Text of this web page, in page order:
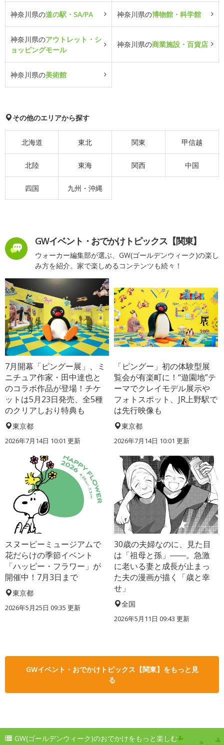
神奈川県の道の駅・SA/PA 神奈川県の博物館・科学館
神奈川県のアウトレット・シ
ョッピングモール
神奈川県の商業施設・百貨店
神奈川県の美術館
その他のエリアから探す
北海道 東北 関東 甲信越
北陸 東海 関西 中国
四国 九州・沖縄
GWイベント・おでかけトピックス【関東】
ウォーカー編集部が選ぶ、GW(ゴールデンウィーク)の楽し
み方を紹介。家で楽しめるコンテンツも続々！
7月開幕「ピングー展」、ミ
ニチュア作家・田中達也と
のコラボ作品が登場！チケ
ットは5月23日発売、全5種
のクリアしおり特典も
東京都
2026年7月14日 10:01 更新
「ピングー」初の体験型展
覧会が有楽町に！“遊園地”テ
ーマでクレイモデル展示や
フォトスポット、JR上野駅で
は先行映像も
東京都
2026年7月14日 10:01 更新
スヌーピーミュージアムで
花だらけの季節イベント
「ハッピー・フラワー」が
開催中！7月3日まで
東京都
2026年5月25日 09:35 更新
30歳の夫婦なのに、見た目
は「祖母と孫」――。急激
に老いる妻と成長が止まっ
た夫の漫画が描く「歳と幸
せ」
全国
2026年5月11日 09:43 更新
GWイベント・おでかけトピックス【関東】をもっと見
る
GW(ゴールデンウィーク)のおでかけをもっと楽しむ